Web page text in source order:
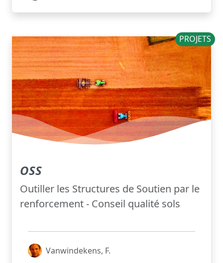
PROJETS
OSS
Outiller les Structures de Soutien par le
renforcement - Conseil qualité sols
Vanwindekens, F.